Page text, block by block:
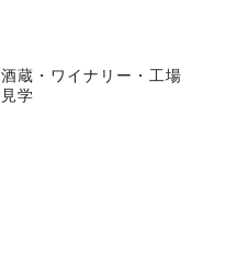
酒蔵・ワイナリー・工場
見学